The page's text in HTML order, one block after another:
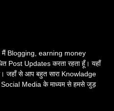
मैं Blogging, earning money
Post Updates करता रहता हूँ। यहाँ
जहाँ से आप बहुत सारा Knowladge
Media के माध्यम से हमसे जुड़